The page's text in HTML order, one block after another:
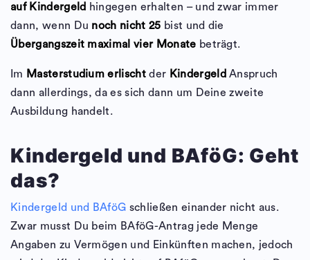
auf Kindergeld hingegen erhalten – und zwar immer
dann, wenn Du noch nicht 25 bist und die
Übergangszeit maximal vier Monate beträgt.
Im Masterstudium erlischt der Kindergeld Anspruch
dann allerdings, da es sich dann um Deine zweite
Ausbildung handelt.
Kindergeld und BAföG: Geht
das?
Kindergeld und BAföG schließen einander nicht aus.
Zwar musst Du beim BAföG-Antrag jede Menge
Angaben zu Vermögen und Einkünften machen, jedoch